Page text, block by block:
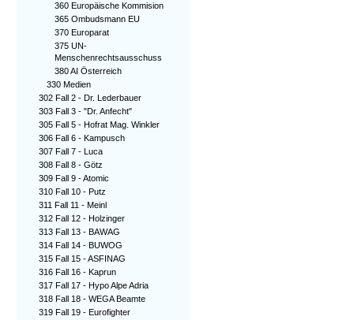
360 Europäische Kommision
365 Ombudsmann EU
370 Europarat
375 UN-
Menschenrechtsausschuss
380 AI Österreich
330 Medien
302 Fall 2 - Dr. Lederbauer
303 Fall 3 - "Dr. Anfecht"
305 Fall 5 - Hofrat Mag. Winkler
306 Fall 6 - Kampusch
307 Fall 7 - Luca
308 Fall 8 - Götz
309 Fall 9 - Atomic
310 Fall 10 - Putz
311 Fall 11 - Meinl
312 Fall 12 - Holzinger
313 Fall 13 - BAWAG
314 Fall 14 - BUWOG
315 Fall 15 - ASFINAG
316 Fall 16 - Kaprun
317 Fall 17 - Hypo Alpe Adria
318 Fall 18 - WEGA Beamte
319 Fall 19 - Eurofighter